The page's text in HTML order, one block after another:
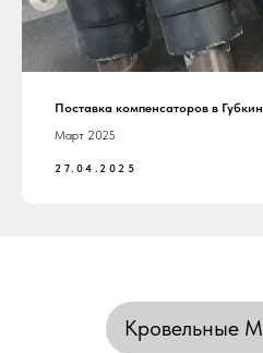
Поставка компенсаторов в
Март 2025
27.04.2025
Кровельные